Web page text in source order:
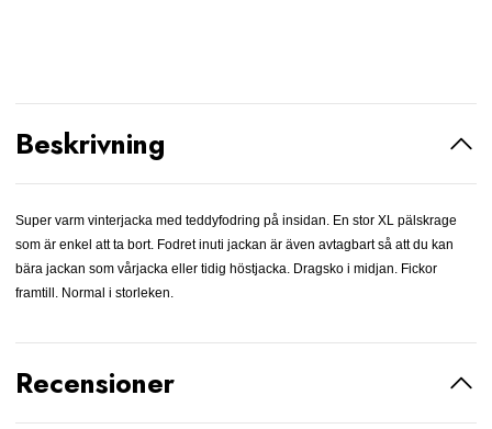
Beskrivning
Super varm vinterjacka med teddyfodring på insidan. En stor XL pälskrage
som är enkel att ta bort. Fodret inuti jackan är även avtagbart så att du kan
bära jackan som vårjacka eller tidig höstjacka. Dragsko i midjan. Fickor
framtill. Normal i storleken.
Recensioner